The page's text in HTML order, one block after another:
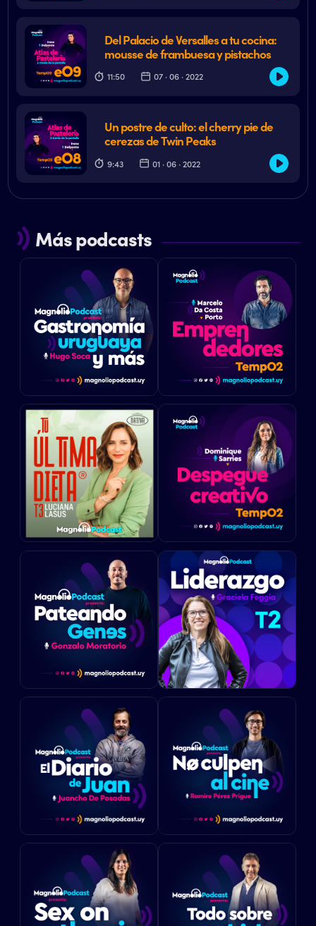
Del Palacio de Versalles a tu cocina:
mousse de frambuesa y pistachos
11:50 07 · 06 · 2022
Un postre de culto: el cherry pie de
cerezas de Twin Peaks
9:43 01 · 06 · 2022
Más podcasts